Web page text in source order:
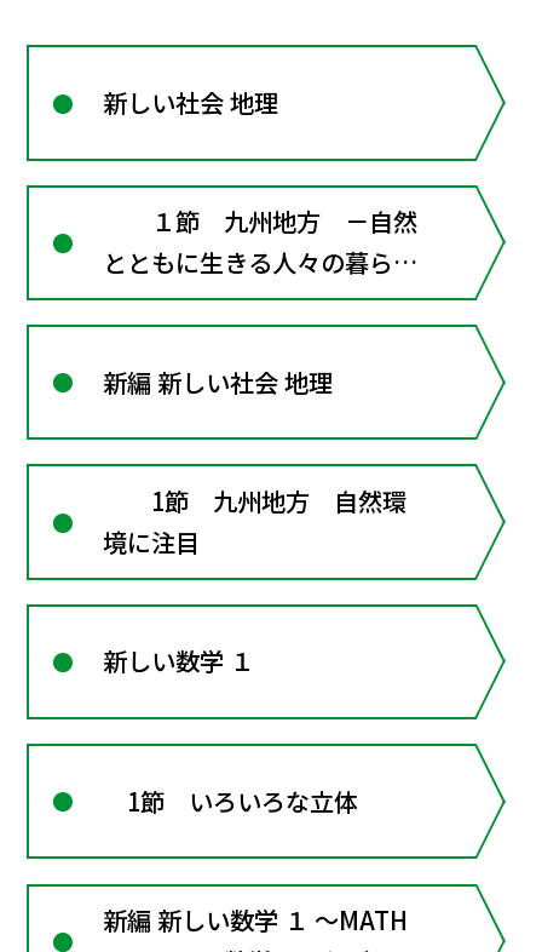
新しい社会 地理
１節 九州地方 －自然
とともに生きる人々の暮らし
－
新編 新しい社会 地理
1節 九州地方 自然環
境に注目
新しい数学 １
1節 いろいろな立体
新編 新しい数学 １ ～MATH